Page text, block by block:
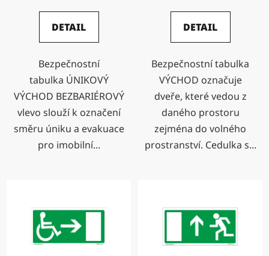
DETAIL
Bezpečnostní
tabulka ÚNIKOVÝ
VÝCHOD BEZBARIÉROVÝ
vlevo slouží k označení
směru úniku a evakuace
pro imobilní...
DETAIL
Bezpečnostní tabulka
VÝCHOD označuje
dveře, které vedou z
daného prostoru
zejména do volného
prostranství. Cedulka s...